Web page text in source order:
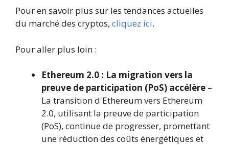
Pour en savoir plus sur les tendances actuelles
du marché des cryptos, cliquez ici.
Pour aller plus loin :
Ethereum 2.0 : La migration vers la
preuve de participation (PoS) accélère –
La transition d'Ethereum vers Ethereum
2.0, utilisant la preuve de participation
(PoS), continue de progresser, promettant
une réduction des coûts énergétiques et